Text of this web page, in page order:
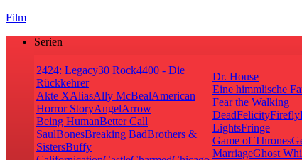
Film
Serien
2424: Legacy30 Rock4400 - Die
Rückkehrer
Akte XAliasAlly McBealAmerican
Horror StoryAngelArrow
Being HumanBetter Call
SaulBonesBreaking BadBrothers &
SistersBuffy
Dr. House
Eine himmlische
Fear the Walking
DeadFelicityFirefly
LightsFringe
Game of Thrones
MarriageGhost